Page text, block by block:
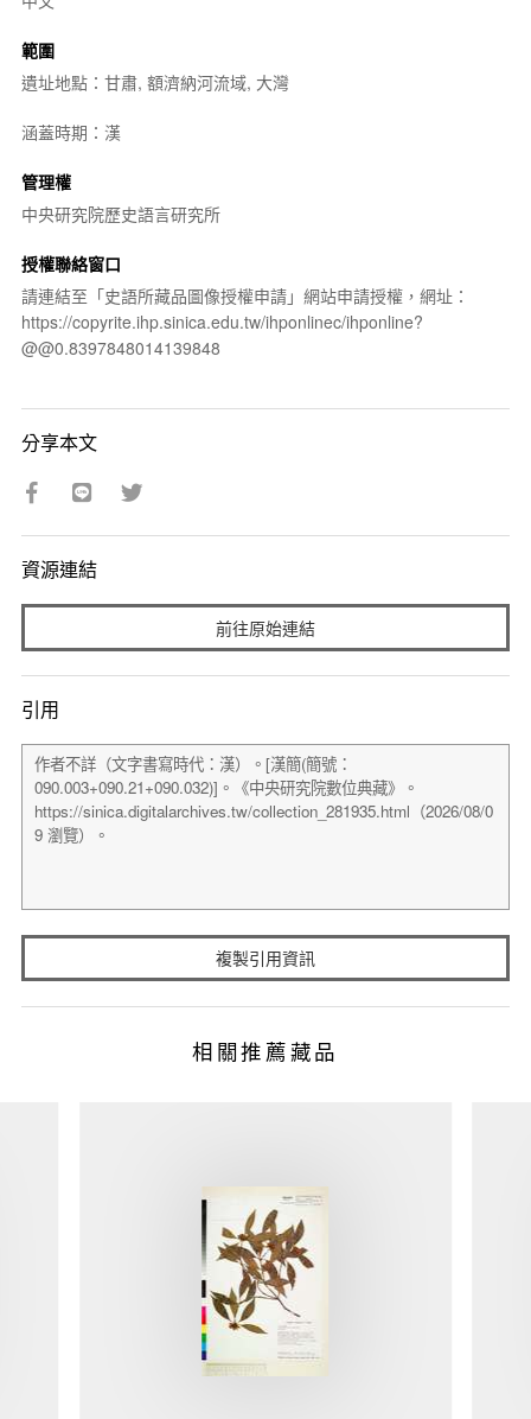
範圍
遺址地點：甘肅, 額濟納河流域, 大灣
涵蓋時期：漢
管理權
中央研究院歷史語言研究所
授權聯絡窗口
請連結至「史語所藏品圖像授權申請」網站申請授權，網址：
https://copyrite.ihp.sinica.edu.tw/ihponlinec/ihponline?
@@0.8397848014139848
分享本文
資源連結
前往原始連結
引用
複製引用資訊
相關推薦藏品